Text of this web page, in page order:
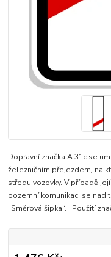
Dopravní značka A 31c se
železničním přejezdem, na
středu vozovky. V případě
pozemní komunikaci se nad
„Směrová šipka“. Použití